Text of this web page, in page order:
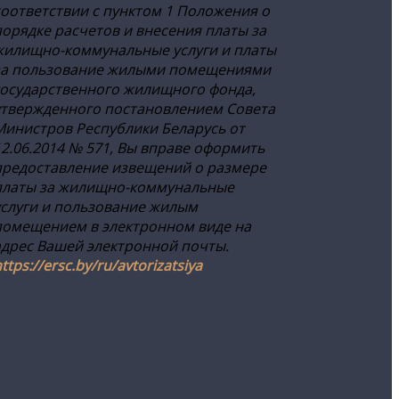
с пунктом 1 Положения о
расчетов и внесения платы за
коммунальные услуги и платы
пользование жилыми помещениями
жилищного фонда,
постановлением Совета
Республики Беларусь от
№ 571, Вы вправе оформить
извещений о размере
за жилищно-коммунальные
и пользование жилым
в электронном виде на
Вашей электронной почты.
ersc.by/ru/avtorizatsiya